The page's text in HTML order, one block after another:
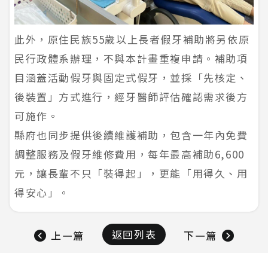
此外，原住民族55歲以上長者假牙補助將另依原
民行政體系辦理，不與本計畫重複申請。補助項
目涵蓋活動假牙與固定式假牙，並採「先核定、
後裝置」方式進行，經牙醫師評估確認需求後方
可施作。
縣府也同步提供後續維護補助，包含一年內免費
調整服務及假牙維修費用，每年最高補助6,600
元，讓長輩不只「裝得起」，更能「用得久、用
得安心」。
上一篇 返回列表 下一篇